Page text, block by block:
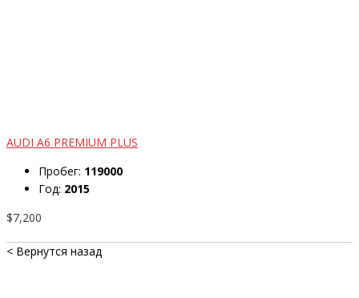
AUDI A6 PREMIUM PLUS
Пробег: 119000
Год: 2015
$7,200
< Вернутся назад